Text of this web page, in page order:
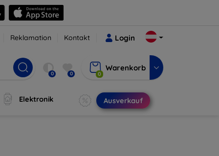
Reklamation Kontakt Login
0 0 0
Warenkorb
Elektronik Ausverkauf